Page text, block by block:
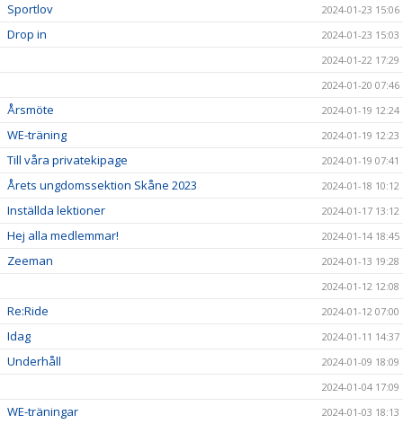
Sportlov 2024-01-23 15:06
Drop in
2024-01-23 15:03
2024-01-22 17:29
2024-01-20 07:46
Årsmöte 2024-01-19 12:24
WE-träning 2024-01-19 12:23
Till våra privatekipage 2024-01-19 07:41
Årets ungdomssektion Skåne 2023 2024-01-18 10:12
Inställda lektioner 2024-01-17 13:12
Hej alla medlemmar! 2024-01-14 18:45
Zeeman
2024-01-13 19:28
2024-01-12 12:08
Re:Ride 2024-01-12 07:00
Idag 2024-01-11 14:37
Underhåll
2024-01-09 18:09
2024-01-04 17:09
WE-träningar 2024-01-03 18:13